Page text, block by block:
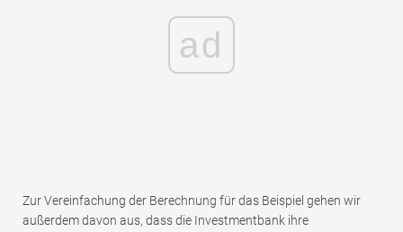
ad
Zur Vereinfachung der Berechnung für das Beispiel gehen wir
außerdem davon aus, dass die Investmentbank ihre